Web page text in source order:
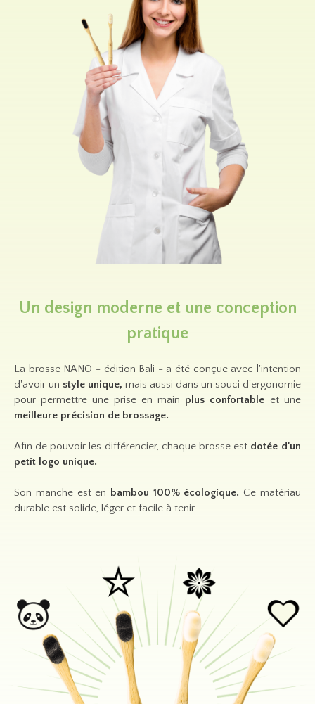
Un design moderne et une conception
pratique
La brosse NANO - édition Bali - a été conçue avec l'intention
d'avoir un style unique, mais aussi dans un souci d'ergonomie
pour permettre une prise en main plus confortable et une
meilleure précision de brossage.
Afin de pouvoir les différencier, chaque brosse est dotée d'un
petit logo unique.
Son manche est en bambou 100% écologique. Ce matériau
durable est solide, léger et facile à tenir.